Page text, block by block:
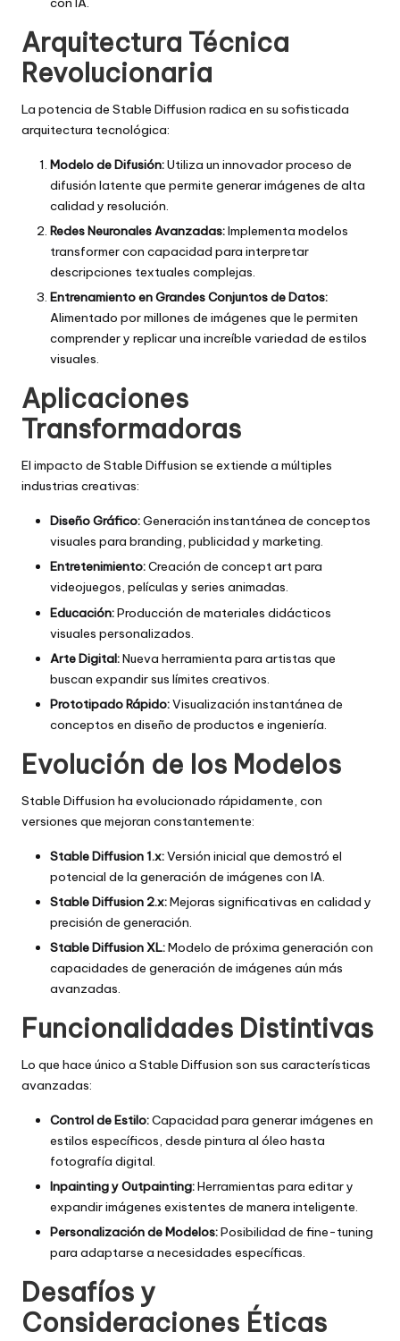
Arquitectura Técnica
Revolucionaria
La potencia de Stable Diffusion radica en su sofisticada
arquitectura tecnológica:
Modelo de Difusión:Utiliza un innovador proceso de
difusión latente que permite generar imágenes de alta
calidad y resolución.
Redes Neuronales Avanzadas:Implementa modelos
transformer con capacidad para interpretar
descripciones textuales complejas.
Entrenamiento en Grandes Conjuntos de Datos:
Alimentado por millones de imágenes que le permiten
comprender y replicar una increíble variedad de estilos
visuales.
Aplicaciones
Transformadoras
El impacto de Stable Diffusion se extiende a múltiples
industrias creativas:
Diseño Gráfico:Generación instantánea de conceptos
visuales para branding, publicidad y marketing.
Entretenimiento:Creación de concept art para
videojuegos, películas y series animadas.
Educación:Producción de materiales didácticos
visuales personalizados.
Arte Digital:Nueva herramienta para artistas que
buscan expandir sus límites creativos.
Prototipado Rápido:Visualización instantánea de
conceptos en diseño de productos e ingeniería.
Evolución de los Modelos
Stable Diffusion ha evolucionado rápidamente, con
versiones que mejoran constantemente:
Stable Diffusion 1.x:Versión inicial que demostró el
potencial de la generación de imágenes con IA.
Stable Diffusion 2.x:Mejoras significativas en calidad y
precisión de generación.
Stable Diffusion XL:Modelo de próxima generación con
capacidades de generación de imágenes aún más
avanzadas.
Funcionalidades Distintivas
Lo que hace único a Stable Diffusion son sus características
avanzadas:
Control de Estilo:Capacidad para generar imágenes en
estilos específicos, desde pintura al óleo hasta
fotografía digital.
Inpainting y Outpainting:Herramientas para editar y
expandir imágenes existentes de manera inteligente.
Personalización de Modelos:Posibilidad de fine-tuning
para adaptarse a necesidades específicas.
Desafíos y
Consideraciones Éticas